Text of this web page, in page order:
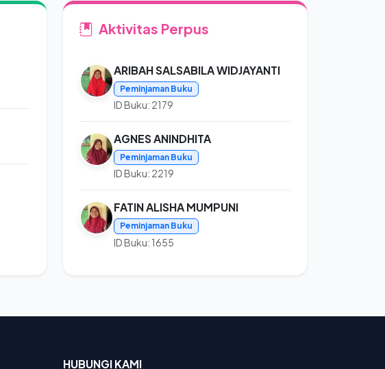
Aktivitas Perpus
ARIBAH SALSABILA WIDJAYANTI
Peminjaman Buku
ID Buku: 2179
AGNES ANINDHITA
Peminjaman Buku
ID Buku: 2219
FATIN ALISHA MUMPUNI
Peminjaman Buku
ID Buku: 1655
HUBUNGI KAMI